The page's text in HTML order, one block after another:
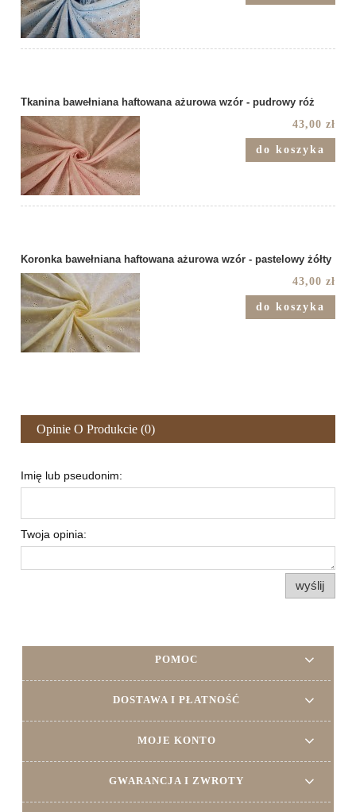
Tkanina bawełniana haftowana ażurowa wzór - pudrowy róż
43,00 zł
do koszyka
Koronka bawełniana haftowana ażurowa wzór - pastelowy żółty
43,00 zł
do koszyka
Opinie O Produkcie (0)
Imię lub pseudonim:
Twoja opinia:
wyślij
POMOC
DOSTAWA I PŁATNOŚĆ
MOJE KONTO
GWARANCJA I ZWROTY